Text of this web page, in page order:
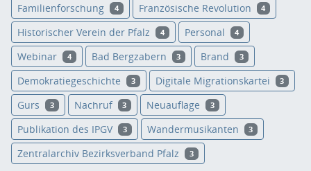
Familienforschung 4 Französische Revolution 4
Historischer Verein der Pfalz 4 Personal 4
Webinar 4 Bad Bergzabern 3 Brand 3
Demokratiegeschichte 3 Digitale Migrationskartei 3
Gurs 3 Nachruf 3 Neuauflage 3
Publikation des IPGV 3 Wandermusikanten 3
Zentralarchiv Bezirksverband Pfalz 3